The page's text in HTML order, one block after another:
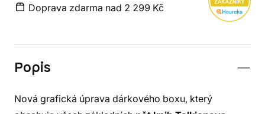
Doprava zdarma nad 2 299 Kč
Popis
Nová grafická úprava dárkového boxu, který